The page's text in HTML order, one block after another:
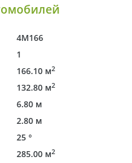
4M166
1
166.10 м2
132.80 м2
6.80 м
2.80 м
25 °
285.00 м2